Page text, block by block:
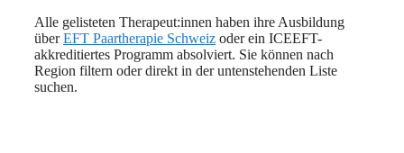
Alle gelisteten Therapeut:innen haben ihre Ausbildung
überEFT Paartherapie Schweiz oder ein ICEEFT-
akkreditiertes Programm absolviert. Sie können nach
Region filtern oder direkt in der untenstehenden Liste
suchen.